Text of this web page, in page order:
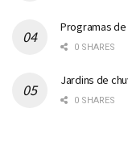
Programas de
0 SHARES
Jardins de
0 SHARES